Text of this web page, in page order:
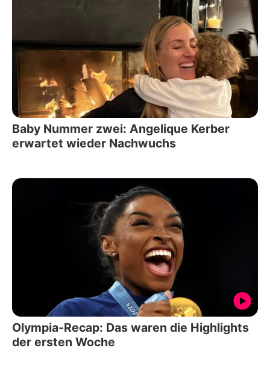
Baby Nummer zwei: Angelique Kerber
erwartet wieder Nachwuchs
Olympia-Recap: Das waren die Highlights
der ersten Woche